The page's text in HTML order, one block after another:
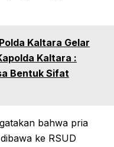
Polda Kaltara Gelar
Kaltara :
Bentuk Sifat
bahwa pria
ke RSUD